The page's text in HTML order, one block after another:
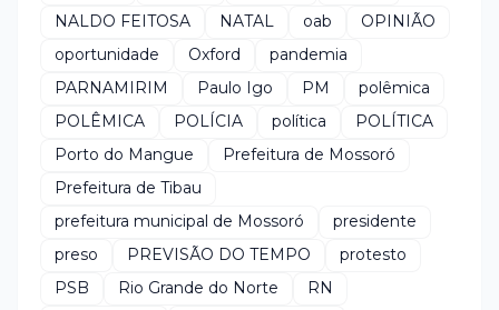
NALDO FEITOSA
NATAL oab
OPINIÃO
oportunidade
Oxford
pandemia
PARNAMIRIM
Paulo Igo PM
polêmica
POLÊMICA
POLÍCIA política
POLÍTICA
Porto do Mangue
Prefeitura de Mossoró
Prefeitura de Tibau
prefeitura municipal de Mossoró
presidente
preso
PREVISÃO DO TEMPO
protesto
PSB
Rio Grande do Norte
RN